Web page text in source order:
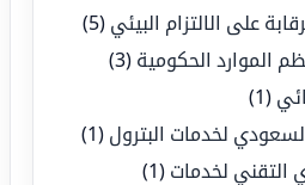
على الالتزام البيئي (5)
الموارد الحكومية (3)
(1)
لخدمات البترول (1)
التقني لخدمات (1)